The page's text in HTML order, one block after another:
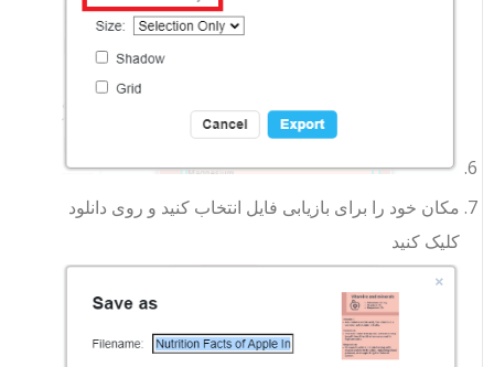
مکان خود را برای بازیابی فایل انتخاب کنید و روی دانلود
کلیک کنید